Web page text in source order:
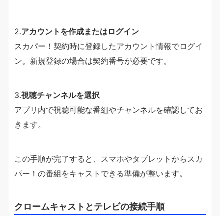
2.アカウントを作成またはログイン
スカパー！契約時に登録したアカウント情報でログイ
ン。新規登録の場合は契約番号が必要です。
3.視聴チャンネルを選択
アプリ内で視聴可能な番組やチャンネルを確認してお
きます。
この手順が完了すると、スマホやタブレットからスカ
パー！の番組をキャストできる準備が整います。
クロームキャストとテレビの接続手順